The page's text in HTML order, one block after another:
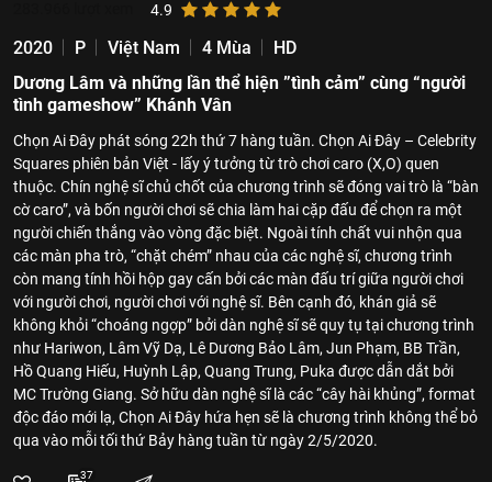
4.9
2020 P Việt Nam 4 Mùa
HD
Dương Lâm và những lần thể hiện ”tình cảm” cùng “người
tình gameshow” Khánh Vân
Chọn Ai Đây phát sóng 22h thứ 7 hàng tuần. Chọn Ai Đây – Celebrity
Squares phiên bản Việt - lấy ý tưởng từ trò chơi caro (X,O) quen
thuộc. Chín nghệ sĩ chủ chốt của chương trình sẽ đóng vai trò là “bàn
cờ caro”, và bốn người chơi sẽ chia làm hai cặp đấu để chọn ra một
người chiến thắng vào vòng đặc biệt. Ngoài tính chất vui nhộn qua
các màn pha trò, “chặt chém” nhau của các nghệ sĩ, chương trình
còn mang tính hồi hộp gay cấn bởi các màn đấu trí giữa người chơi
với người chơi, người chơi với nghệ sĩ. Bên cạnh đó, khán giả sẽ
không khỏi “choáng ngợp” bởi dàn nghệ sĩ sẽ quy tụ tại chương trình
như Hariwon, Lâm Vỹ Dạ, Lê Dương Bảo Lâm, Jun Phạm, BB Trần,
Hồ Quang Hiếu, Huỳnh Lập, Quang Trung, Puka được dẫn dắt bởi
MC Trường Giang. Sở hữu dàn nghệ sĩ là các “cây hài khủng”, format
độc đáo mới lạ, Chọn Ai Đây hứa hẹn sẽ là chương trình không thể bỏ
qua vào mỗi tối thứ Bảy hàng tuần từ ngày 2/5/2020.
37